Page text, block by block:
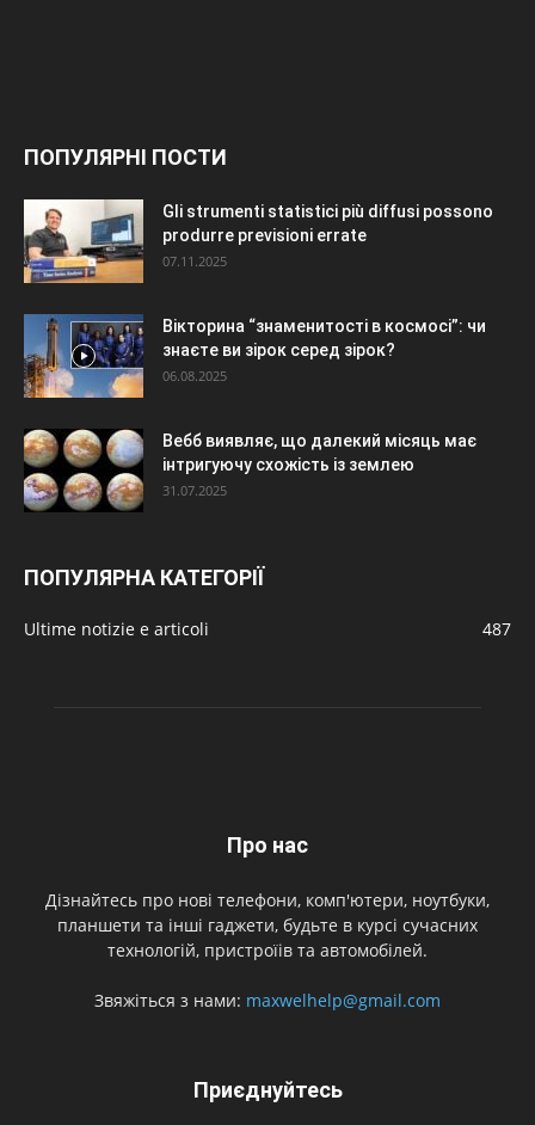
ПОПУЛЯРНІ ПОСТИ
Gli strumenti statistici più diffusi possono
produrre previsioni errate
07.11.2025
Вікторина “знаменитості в космосі”: чи
знаєте ви зірок серед зірок?
06.08.2025
Вебб виявляє, що далекий місяць має
інтригуючу схожість із землею
31.07.2025
ПОПУЛЯРНА КАТЕГОРІЇ
Ultime notizie e articoli 487
Про нас
Дізнайтесь про нові телефони, комп'ютери, ноутбуки,
планшети та інші гаджети, будьте в курсі сучасних
технологій, пристроїів та автомобілей.
Звяжіться з нами: maxwelhelp@gmail.com
Приєднуйтесь